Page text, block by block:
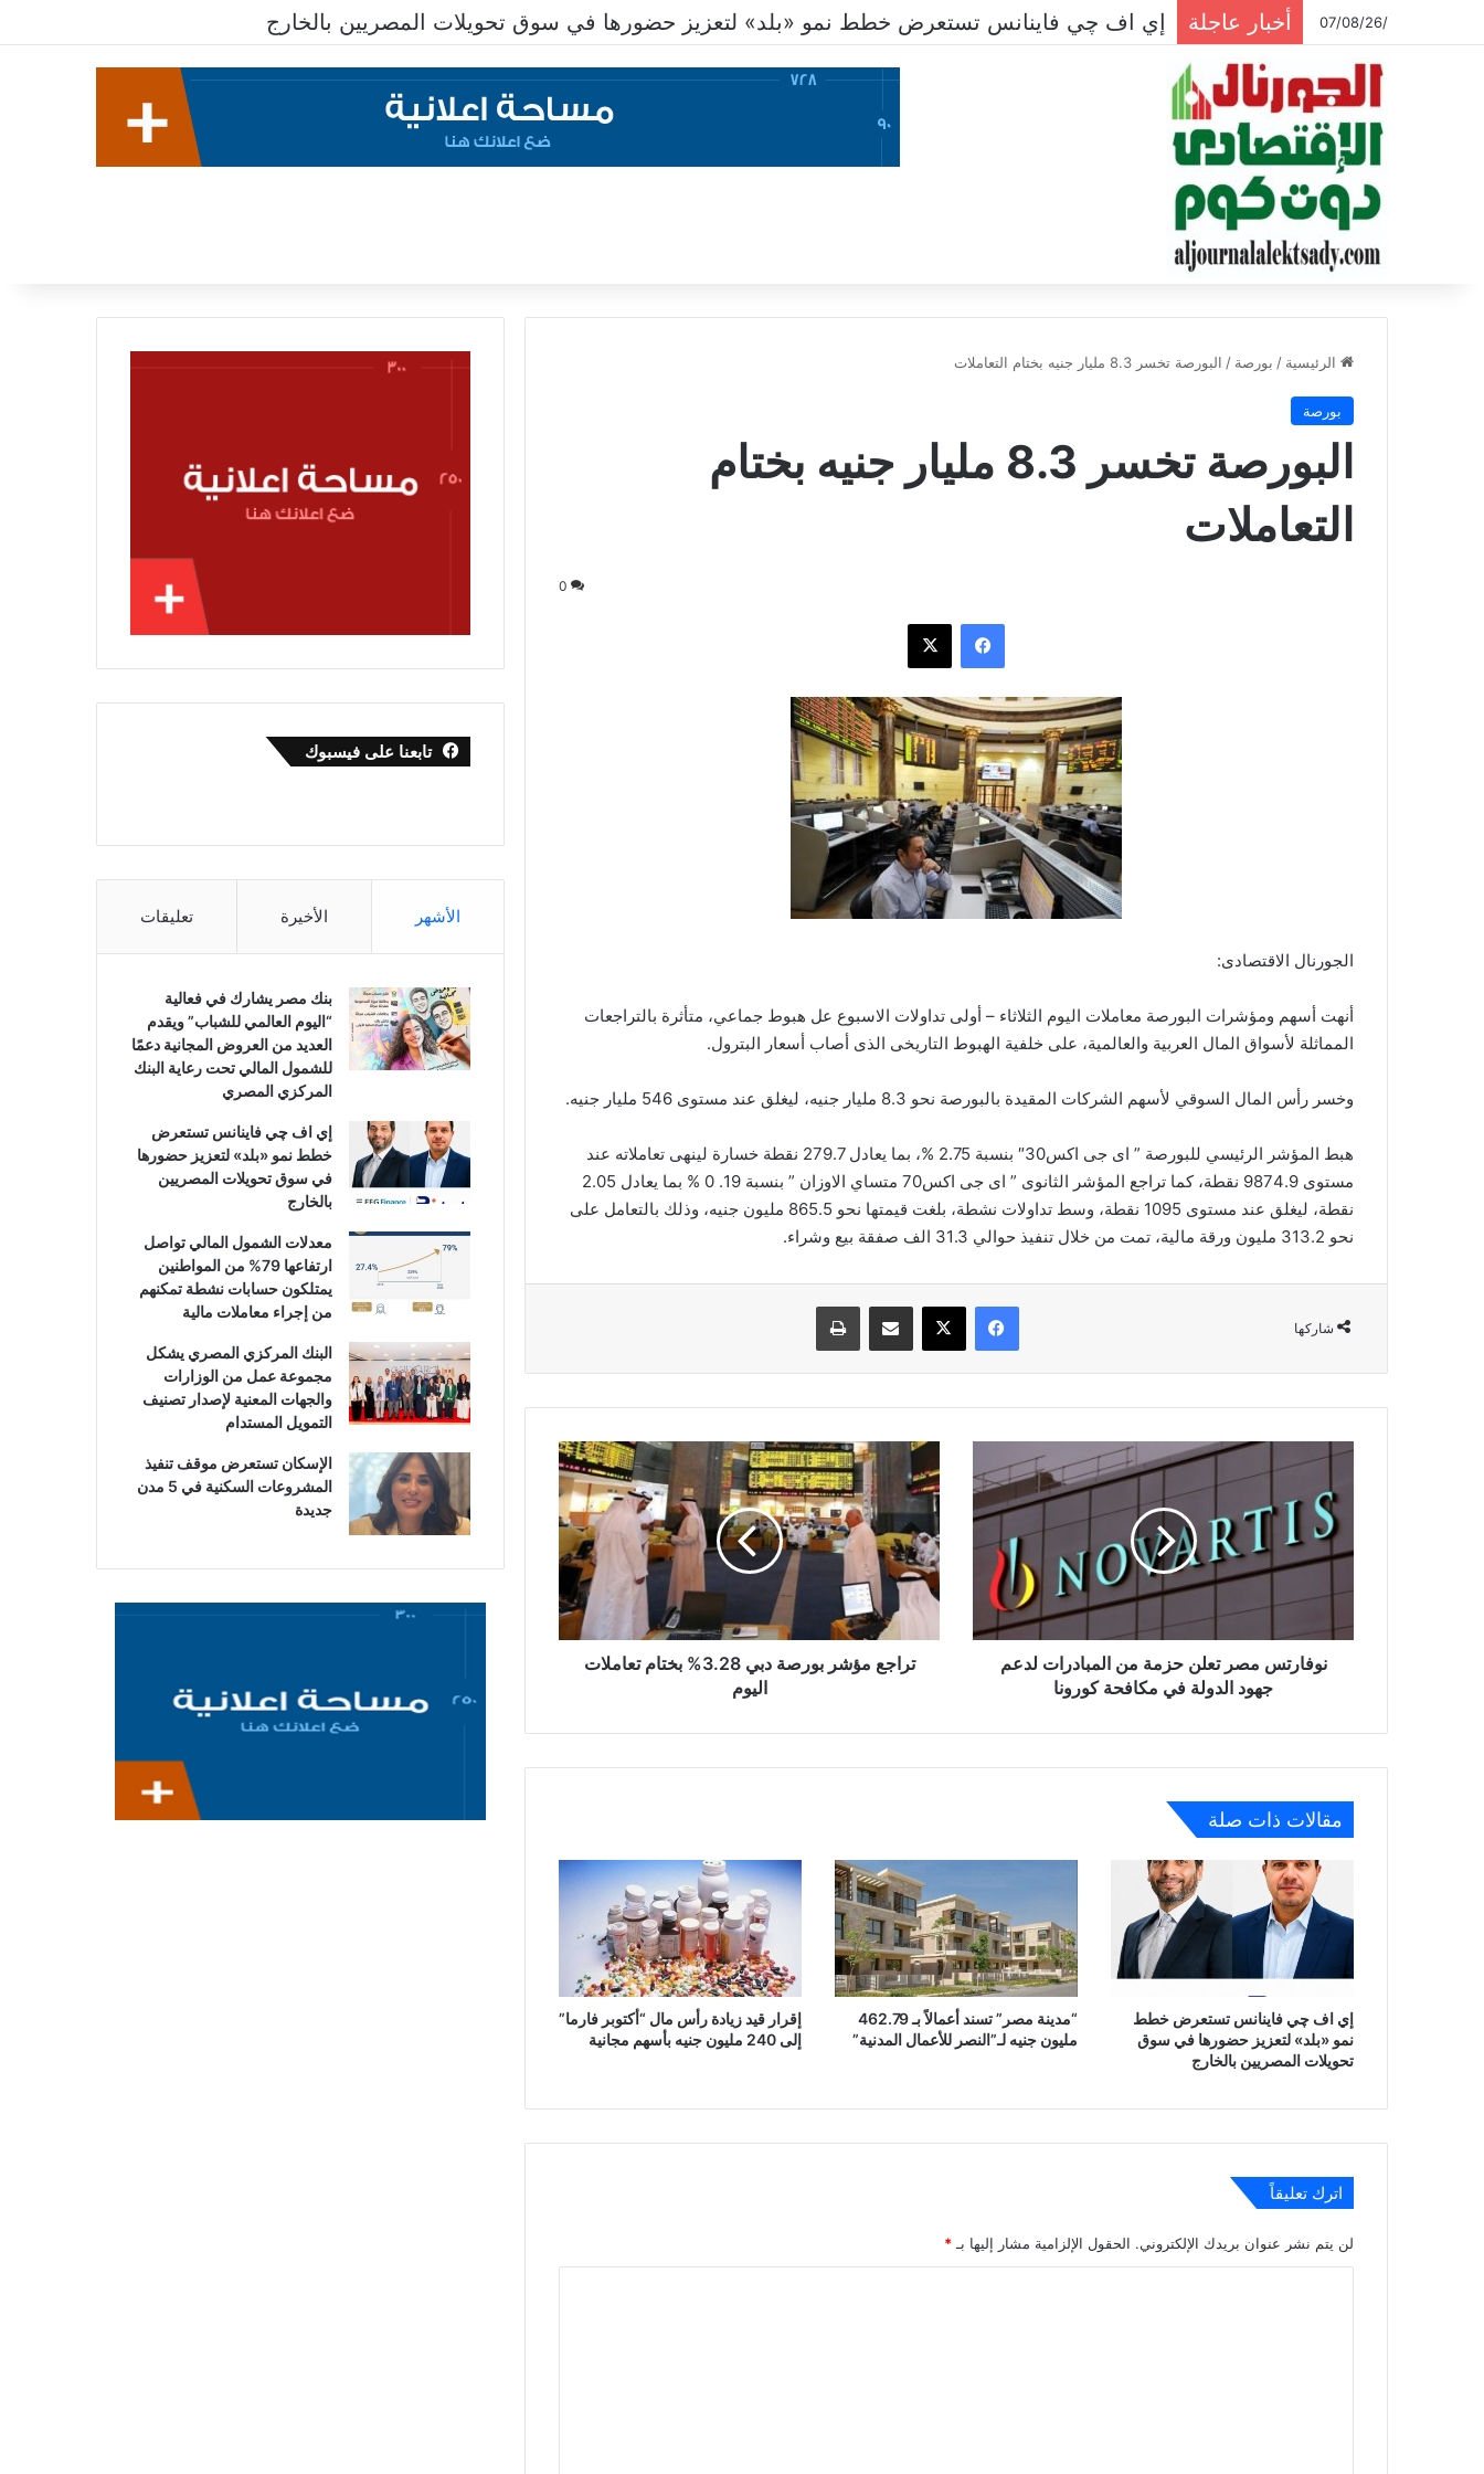
/07/08/26 أخبار عاجلة إي اف چي فاينانس تستعرض خطط نمو «بلد» لتعزيز حضورها في سوق تحويلات المصريين بالخارج
الرئيسية / بورصة / البورصة تخسر 8.3 مليار جنيه بختام التعاملات
بورصة
البورصة تخسر 8.3 مليار جنيه بختام
التعاملات
0
فيسبوك ‫X
الجورنال الاقتصادى:
أنهت أسهم ومؤشرات البورصة معاملات اليوم الثلاثاء – أولى تداولات الاسبوع عل هبوط جماعي، متأثرة بالتراجعات
المماثلة لأسواق المال العربية والعالمية، على خلفية الهبوط التاريخى الذى أصاب أسعار البترول.
وخسر رأس المال السوقي لأسهم الشركات المقيدة بالبورصة نحو 8.3 مليار جنيه، ليغلق عند مستوى 546 مليار جنيه.
هبط المؤشر الرئيسي للبورصة ” اى جى اكس30″ بنسبة 2.75 %، بما يعادل 279.7 نقطة خسارة لينهى تعاملاته عند
مستوى 9874.9 نقطة، كما تراجع المؤشر الثانوى ” اى جى اكس70 متساي الاوزان ” بنسبة 19. 0 % بما يعادل 2.05
نقطة، ليغلق عند مستوى 1095 نقطة، وسط تداولات نشطة، بلغت قيمتها نحو 865.5 مليون جنيه، وذلك بالتعامل على
نحو 313.2 مليون ورقة مالية، تمت من خلال تنفيذ حوالي 31.3 الف صفقة بيع وشراء.
شاركها
فيسبوك ‫X مشاركة عبر البريد طباعة
نوفارتس
تعلن
حزمة
المبادرات
لدعم
الدولة
نوفارتس مصر تعلن حزمة من المبادرات لدعم
جهود الدولة في مكافحة كورونا
تراجع
مؤشر
بورصة
دبي
3.28%
بختام
تعاملات
تراجع مؤشر بورصة دبي 3.28% بختام تعاملات
اليوم
مقالات ذات صلة
إي اف چي فاينانس تستعرض خطط
نمو «بلد» لتعزيز حضورها في سوق
تحويلات المصريين بالخارج
“مدينة مصر” تسند أعمالاً بـ 462.79
مليون جنيه لـ”النصر للأعمال المدنية”
إقرار قيد زيادة رأس مال “أكتوبر فارما”
إلى 240 مليون جنيه بأسهم مجانية
اترك تعليقاً
لن يتم نشر عنوان بريدك الإلكتروني. الحقول الإلزامية مشار إليها بـ *
تابعنا على فيسبوك
الأشهر الأخيرة تعليقات
بنك مصر يشارك في فعالية
“اليوم العالمي للشباب” ويقدم
العديد من العروض المجانية دعمًا
للشمول المالي تحت رعاية البنك
المركزي المصري
إي اف چي فاينانس تستعرض
خطط نمو «بلد» لتعزيز حضورها
في سوق تحويلات المصريين
بالخارج
معدلات الشمول المالي تواصل
ارتفاعها 79% من المواطنين
يمتلكون حسابات نشطة تمكنهم
من إجراء معاملات مالية
البنك المركزي المصري يشكل
مجموعة عمل من الوزارات
والجهات المعنية لإصدار تصنيف
التمويل المستدام
الإسكان تستعرض موقف تنفيذ
المشروعات السكنية في 5 مدن
جديدة